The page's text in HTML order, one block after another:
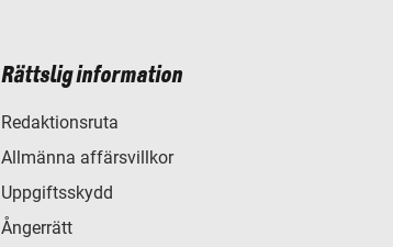
Rättslig information
Redaktionsruta
Allmänna affärsvillkor
Uppgiftsskydd
Ångerrätt